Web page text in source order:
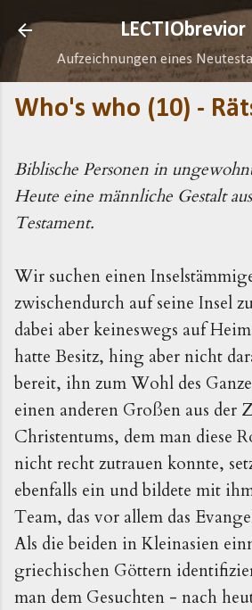
Direkt zum
LECTIObrevior
Aufzeichnungen eines
Who's who (10) -
Biblische Personen in
Heute eine männliche Gestalt
Testament.
Wir suchen einen
zwischendurch auf seine Insel
dabei aber keineswegs auf
hatte Besitz, hing aber nicht
bereit, ihn zum Wohl des
einen anderen Großen aus der
Christentums, dem man diese
nicht recht zutrauen konnte,
ebenfalls ein und bildete mit
Team, das vor allem das
Als die beiden in Kleinasien
griechischen Göttern
man dem Gesuchten - nach